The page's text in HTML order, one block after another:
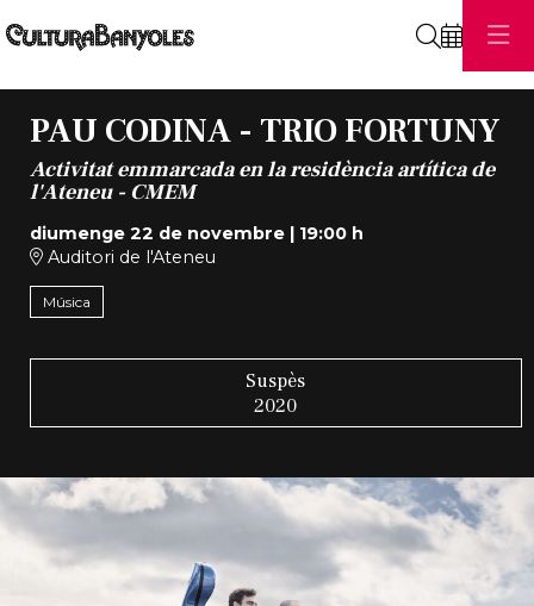
PAU CODINA - TRIO FORTUNY
Activitat emmarcada en la residència artítica de
l'Ateneu - CMEM
diumenge 22 de novembre| 19:00 h
Auditori de l'Ateneu
Música
Suspès
2020